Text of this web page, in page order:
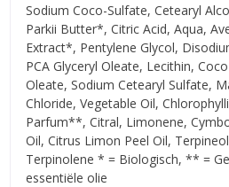
Sodium Coco-Sulfate, Cetearyl
Parkii Butter*, Citric Acid, Aqua,
Extract*, Pentylene Glycol,
PCA Glyceryl Oleate, Lecithin,
Oleate, Sodium Cetearyl Sulfate,
Chloride, Vegetable Oil,
Parfum**, Citral, Limonene,
Oil, Citrus Limon Peel Oil,
Terpinolene * = Biologisch, ** =
essentiële olie